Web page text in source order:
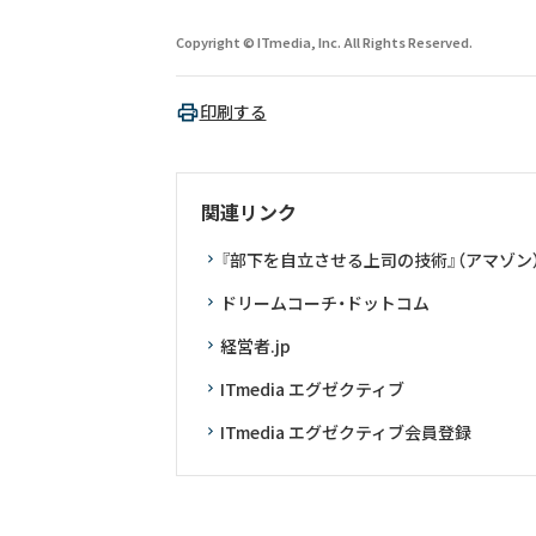
Copyright © ITmedia, Inc. All Rights Reserved.
印刷する
関連リンク
『部下を自立させる上司の技術』（アマゾン
ドリームコーチ・ドットコム
経営者.jp
ITmedia エグゼクティブ
ITmedia エグゼクティブ会員登録